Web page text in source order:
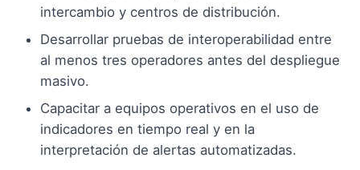
intercambio y centros de distribución.
Desarrollar pruebas de interoperabilidad entre
al menos tres operadores antes del despliegue
masivo.
Capacitar a equipos operativos en el uso de
indicadores en tiempo real y en la
interpretación de alertas automatizadas.